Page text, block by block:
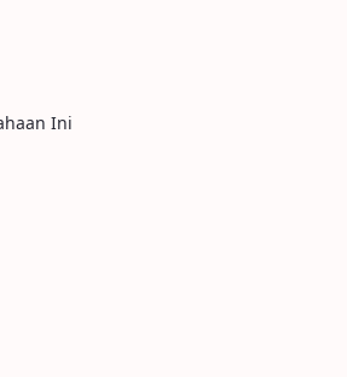
Ini